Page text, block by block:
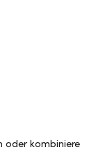
oder kombiniere